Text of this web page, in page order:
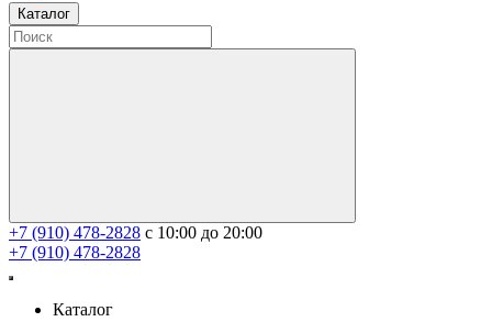
Каталог
+7 (910) 478-2828 с 10:00 до 20:00
+7 (910) 478-2828
Каталог